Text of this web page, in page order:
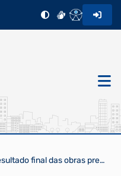
Município publica Portaria com o resultado final das obras premiadas para a edição 2023 do Femup